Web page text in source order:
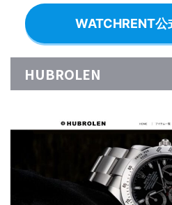
WATCHRENT公
HUBROLEN